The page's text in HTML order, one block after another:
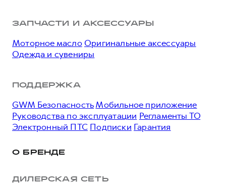
ЗАПЧАСТИ И АКСЕССУАРЫ
Моторное масло Оригинальные аксессуары
Одежда и сувениры
ПОДДЕРЖКА
GWM БезопасностьМобильное приложение
Руководства по эксплуатации Регламенты ТО
Электронный ПТС Подписки Гарантия
О БРЕНДЕ
ДИЛЕРСКАЯ СЕТЬ